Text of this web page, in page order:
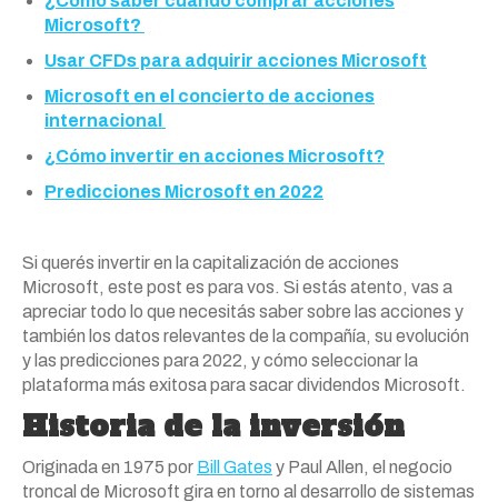
Microsoft?
Usar CFDs para adquirir acciones Microsoft
Microsoft en el concierto de acciones
internacional
¿Cómo invertir en acciones Microsoft?
Predicciones Microsoft en 2022
Si querés invertir en la capitalización de acciones
Microsoft, este post es para vos. Si estás atento, vas a
apreciar todo lo que necesitás saber sobre las acciones y
también los datos relevantes de la compañía, su evolución
y las predicciones para 2022, y cómo seleccionar la
plataforma más exitosa para sacar dividendos Microsoft.
Historia de la inversión
Originada en 1975 por Bill Gates y Paul Allen, el negocio
troncal de Microsoft gira en torno al desarrollo de sistemas